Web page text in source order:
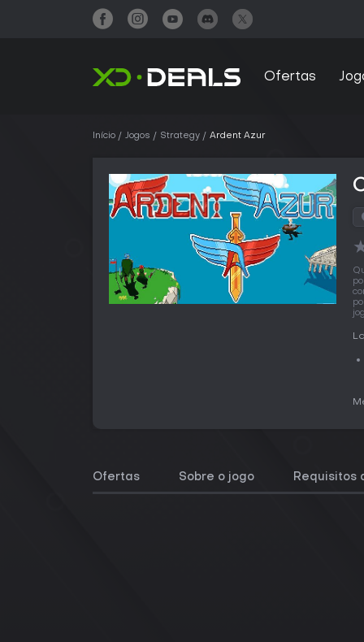
Ofertas
Início Jogos Strategy Ardent Azur
Ofertas Sobre o jogo Requisitos